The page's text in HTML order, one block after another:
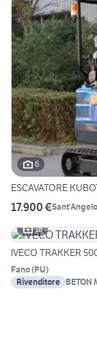
6
ESCAVATORE
17.900 €
18
IVECO TRAKKER
Fano(PU)
Rivenditore BETON